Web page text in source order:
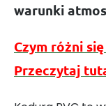
warunki
Czym różni
Przeczytaj